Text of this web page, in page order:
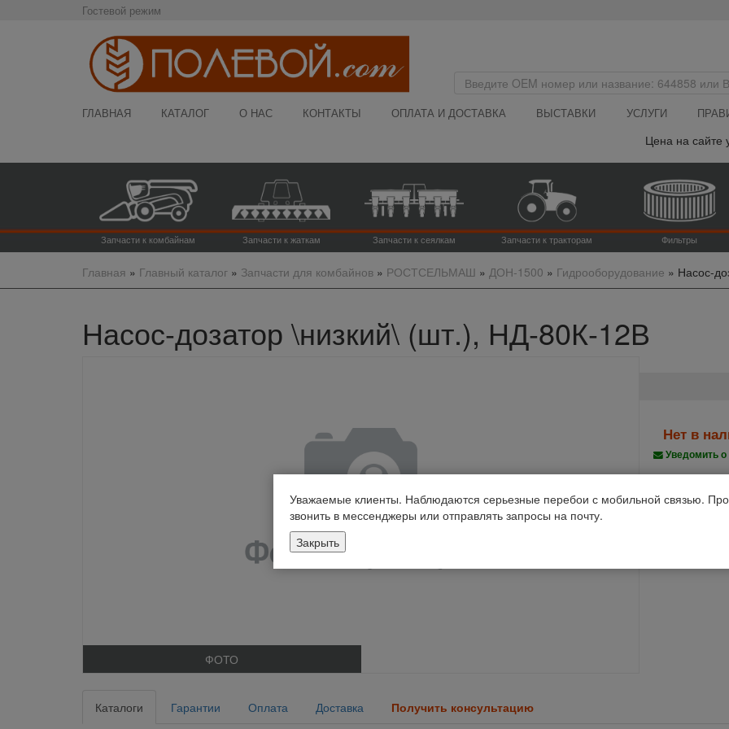
Гостевой режим
ГЛАВНАЯ КАТАЛОГ О НАС КОНТАКТЫ ОПЛАТА И ДОСТАВКА ВЫСТАВКИ УСЛУГИ
Цена на сайте
Запчасти к комбайнам Запчасти к жаткам Запчасти к сеялкам Запчасти к тракторам Фильтры
Главная » Главный каталог» Запчасти для комбайнов» РОСТСЕЛЬМАШ » ДОН-1500 » Гидрооборудование » Насос-
Насос-дозатор \низкий\ (шт.), НД-80К-12В
ФОТО
Нет в
Уведомить
Каталоги Гарантии Оплата Доставка Получить консультацию
Уважаемые клиенты. Наблюдаются серьезные перебои с мобильной связью.
звонить в мессенджеры или отправлять запросы на почту.
Закрыть